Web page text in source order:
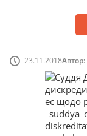
23.11.2018Автор: